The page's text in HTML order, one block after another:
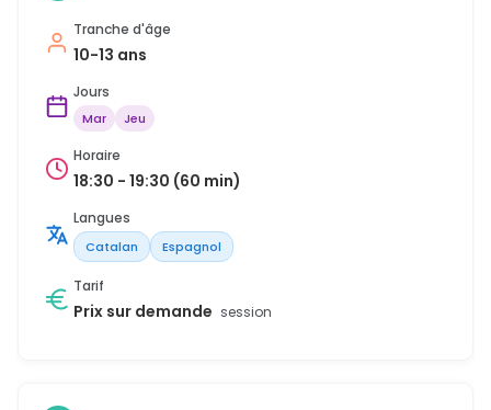
Tranche d'âge
10-13 ans
Jours
Mar Jeu
Horaire
18:30 - 19:30 (60 min)
Langues
Catalan Espagnol
Tarif
Prix sur demande session